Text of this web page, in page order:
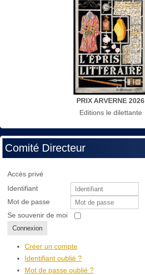
PRIX ARVERNE 2026
Editions le dilettante
Comité Directeur
Accès privé
Identifiant
Mot de passe
Se souvenir de moi
Connexion
Créer un compte
Identifiant oublié ?
Mot de passe oublié ?